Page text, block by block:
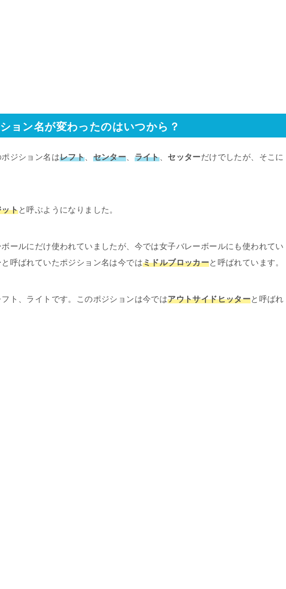
ョン名が変わったのはいつから？
ジション名はレフト センター ライト、 セッターだけでしたが、そこに
トと呼ぶようになりました。
ールにだけ使われていましたが、今では女子バレーボールにも使われてい
呼ばれていたポジション名は今ではミドルブロッカーと呼ばれています。
ト、ライトです。このポジションは今ではアウトサイドヒッターと呼ばれ